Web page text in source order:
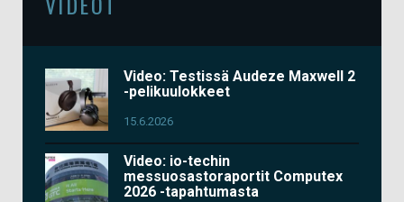
Video: Testissä Audeze Maxwell 2
-pelikuulokkeet
15.6.2026
Video: io-techin
messuosastoraportit Computex
2026 -tapahtumasta